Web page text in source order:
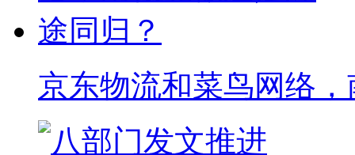
京东物流和菜鸟网络